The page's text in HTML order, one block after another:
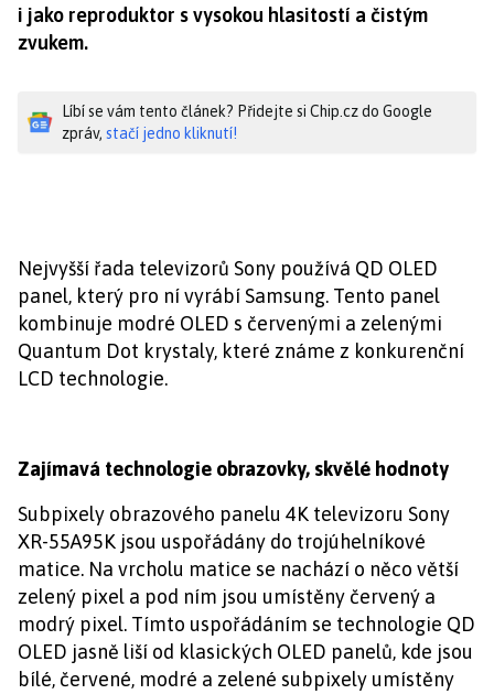
i jako reproduktor s vysokou hlasitostí a čistým
zvukem.
Líbí se vám tento článek? Přidejte si Chip.cz do Google
zpráv, stačí jedno kliknutí!
Nejvyšší řada televizorů Sony používá QD OLED
panel, který pro ní vyrábí Samsung. Tento panel
kombinuje modré OLED s červenými a zelenými
Quantum Dot krystaly, které známe z konkurenční
LCD technologie.
Zajímavá technologie obrazovky, skvělé hodnoty
Subpixely obrazového panelu 4K televizoru Sony
XR-55A95K jsou uspořádány do trojúhelníkové
matice. Na vrcholu matice se nachází o něco větší
zelený pixel a pod ním jsou umístěny červený a
modrý pixel. Tímto uspořádáním se technologie QD
OLED jasně liší od klasických OLED panelů, kde jsou
bílé, červené, modré a zelené subpixely umístěny